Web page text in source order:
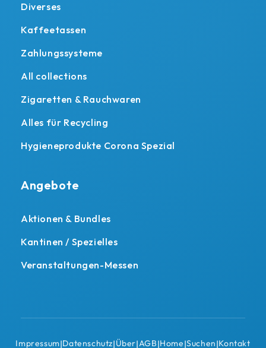
Diverses
Kaffeetassen
Zahlungssysteme
All collections
Zigaretten & Rauchwaren
Alles für Recycling
Hygieneprodukte Corona Spezial
Angebote
Aktionen & Bundles
Kantinen / Spezielles
Veranstaltungen-Messen
Impressum|Datenschutz|Über|AGB|Home|Suchen|Kontakt